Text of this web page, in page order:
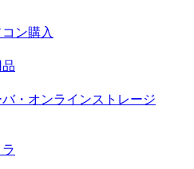
ン購入
・オンラインストレージ